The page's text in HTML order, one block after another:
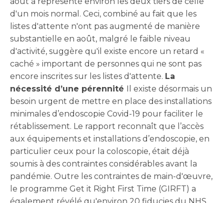
d'un mois normal. Ceci, combiné au fait que les
listes d'attente n'ont pas augmenté de manière
substantielle en août, malgré le faible niveau
d'activité, suggère qu'il existe encore un retard «
caché » important de personnes qui ne sont pas
encore inscrites sur les listes d'attente. La
nécessité d’une pérennité Il existe désormais un
besoin urgent de mettre en place des installations
minimales d’endoscopie Covid-19 pour faciliter le
rétablissement. Le rapport reconnaît que l’accès
aux équipements et installations d’endoscopie, en
particulier ceux pour la coloscopie, était déjà
soumis à des contraintes considérables avant la
pandémie. Outre les contraintes de main-d'œuvre,
le programme Get it Right First Time (GIRFT) a